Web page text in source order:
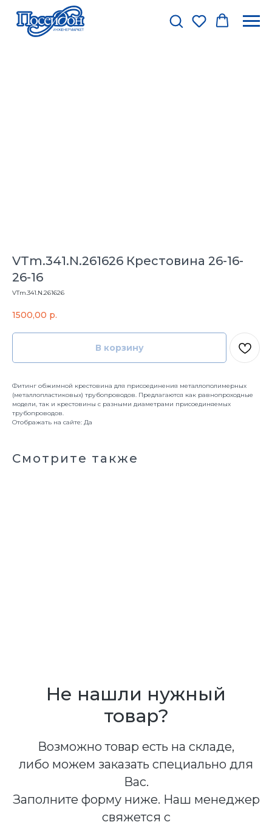
VTm.341.N.261626 Крестовина 26-16-
26-16
VTm.341.N.261626
1500,00 р.
В корзину
Фитинг обжимной крестовина для присоединения металлополимерных
(металлопластиковых) трубопроводов. Предлагаются как равнопроходные
модели, так и крестовины с разными диаметрами присоединяемых
трубопроводов.
Отображать на сайте: Да
Смотрите также
Не нашли нужный
товар?
Возможно товар есть на складе,
либо можем заказать специально для
Вас.
Заполните форму ниже. Наш менеджер
свяжется с